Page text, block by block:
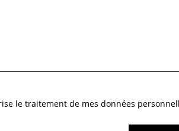
le traitement de mes données